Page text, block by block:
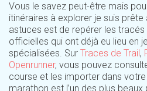
Vous le savez peut-être mais
itinéraires à explorer je suis prête
astuces est de repérer les tracés
officielles qui ont déjà eu lieu en
spécialisées. Sur Traces de Trail ,
Openrunner, vous pouvez
course et les importer dans
marathon est l’un des plus